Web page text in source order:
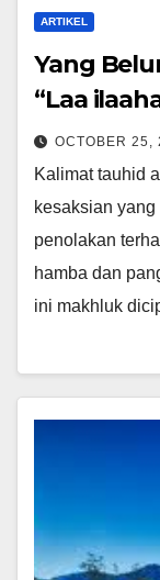
ARTIKEL
Yang
“Laa
OCTOBER 25,
Kalimat tauhid
kesaksian
penolakan
hamba dan
ini makhluk